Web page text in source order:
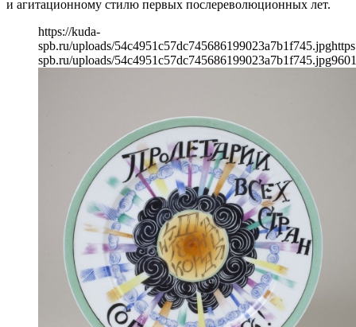
и агитационному стилю первых послереволюционных лет.
https://kuda-
spb.ru/uploads/54c4951c57dc745686199023a7b1f745.jpg
spb.ru/uploads/54c4951c57dc745686199023a7b1f745.jpg960